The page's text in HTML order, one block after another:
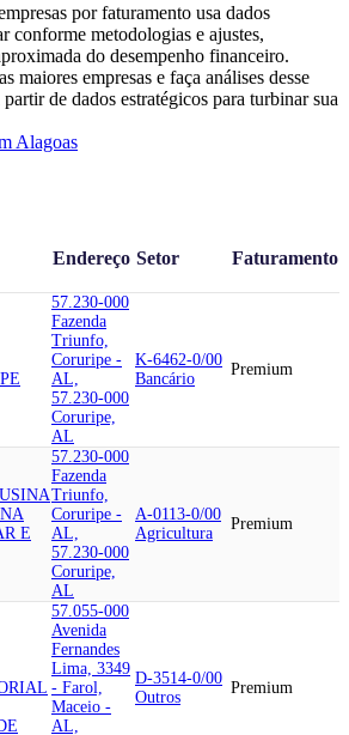
por faturamento usa dados
conforme metodologias e ajustes,
do desempenho financeiro.
maiores empresas e faça análises desse
de dados estratégicos para turbinar sua
Alagoas
Endereço Setor Faturamento
57.230-000
Fazenda
Triunfo,
Coruripe -
AL,
57.230-000
Coruripe,
AL
K-6462-0/00
Bancário
Premium
USINA
E
57.230-000
Fazenda
Triunfo,
Coruripe -
AL,
57.230-000
Coruripe,
AL
A-0113-0/00
Agricultura
Premium
57.055-000
Avenida
Fernandes
Lima, 3349
- Farol,
Maceio -
AL,
D-3514-0/00
Outros
Premium